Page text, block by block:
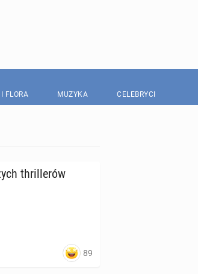
FLORA MUZYKA CELEBRYCI
thril­le­rów
89